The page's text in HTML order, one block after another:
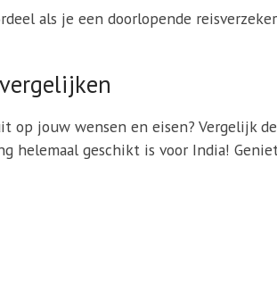
als je een doorlopende
jouw wensen en eisen? Vergelijk
helemaal geschikt is voor India!